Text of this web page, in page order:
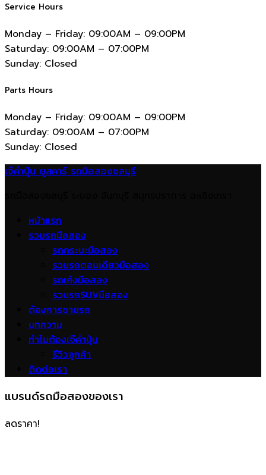
Service Hours
Monday – Friday: 09:00AM – 09:00PM
Saturday: 09:00AM – 07:00PM
Sunday: Closed
Parts Hours
Monday – Friday: 09:00AM – 09:00PM
Saturday: 09:00AM – 07:00PM
Sunday: Closed
เจ๊คำปุ่น ยูสคาร์ รถมือสองชลบุรี
หน้าแรก
รวมรถมือสอง
รถกระบะมือสอง
รวมรถตอนเดียวมือสอง
รถเก๋งมือสอง
รวมรถSUVมือสอง
ต้องการขายรถ
บทความ
ทำไมต้องเจ๊คำปุ่น
รีวิวลูกค้า
ติดต่อเรา
แบรนด์รถมือสองของเรา
ลดราคา!